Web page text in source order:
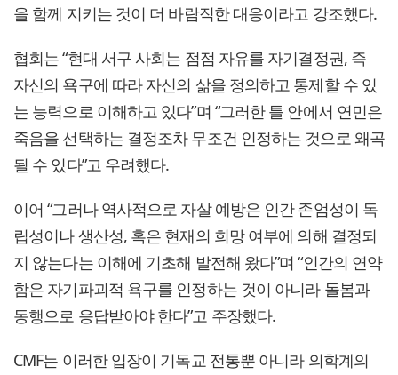
을 함께 지키는 것이 더 바람직한 대응이라고 강조했다.
협회는 “현대 서구 사회는 점점 자유를 자기결정권, 즉
자신의 욕구에 따라 자신의 삶을 정의하고 통제할 수 있
는 능력으로 이해하고 있다”며 “그러한 틀 안에서 연민은
죽음을 선택하는 결정조차 무조건 인정하는 것으로 왜곡
될 수 있다”고 우려했다.
이어 “그러나 역사적으로 자살 예방은 인간 존엄성이 독
립성이나 생산성, 혹은 현재의 희망 여부에 의해 결정되
지 않는다는 이해에 기초해 발전해 왔다”며 “인간의 연약
함은 자기파괴적 욕구를 인정하는 것이 아니라 돌봄과
동행으로 응답받아야 한다”고 주장했다.
CMF는 이러한 입장이 기독교 전통뿐 아니라 의학계의